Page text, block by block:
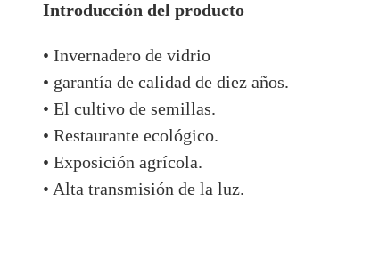
Introducción del producto
• Invernadero de vidrio
• garantía de calidad de diez años.
• El cultivo de semillas.
• Restaurante ecológico.
• Exposición agrícola.
• Alta transmisión de la luz.